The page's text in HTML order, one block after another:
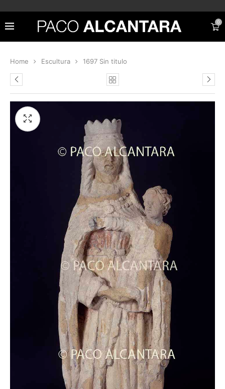
0
Home Escultura 1697 Sin titulo